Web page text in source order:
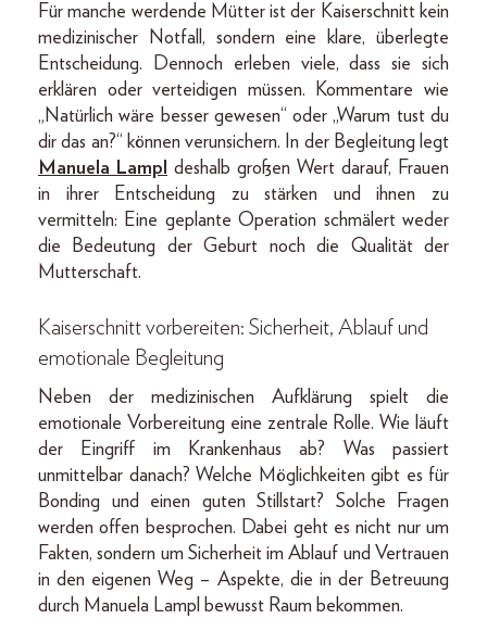
Für manche werdende Mütter ist der Kaiserschnitt kein
medizinischer Notfall, sondern eine klare, überlegte
Entscheidung. Dennoch erleben viele, dass sie sich
erklären oder verteidigen müssen. Kommentare wie
„Natürlich wäre besser gewesen“ oder „Warum tust du
dir das an?“ können verunsichern. In der Begleitung legt
Manuela Lampl
deshalb großen Wert darauf, Frauen
in ihrer Entscheidung zu stärken und ihnen zu
vermitteln: Eine geplante Operation schmälert weder
die Bedeutung der Geburt noch die Qualität der
Mutterschaft.
Kaiserschnitt vorbereiten: Sicherheit, Ablauf und
emotionale Begleitung
Neben der medizinischen Aufklärung spielt die
emotionale Vorbereitung eine zentrale Rolle. Wie läuft
der Eingriff im Krankenhaus ab? Was passiert
unmittelbar danach? Welche Möglichkeiten gibt es für
Bonding und einen guten Stillstart? Solche Fragen
werden offen besprochen. Dabei geht es nicht nur um
Fakten, sondern um Sicherheit im Ablauf und Vertrauen
in den eigenen Weg – Aspekte, die in der Betreuung
durch Manuela Lampl bewusst Raum bekommen.